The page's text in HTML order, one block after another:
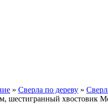
» Сверла по дереву »
шестигранный хвостовик